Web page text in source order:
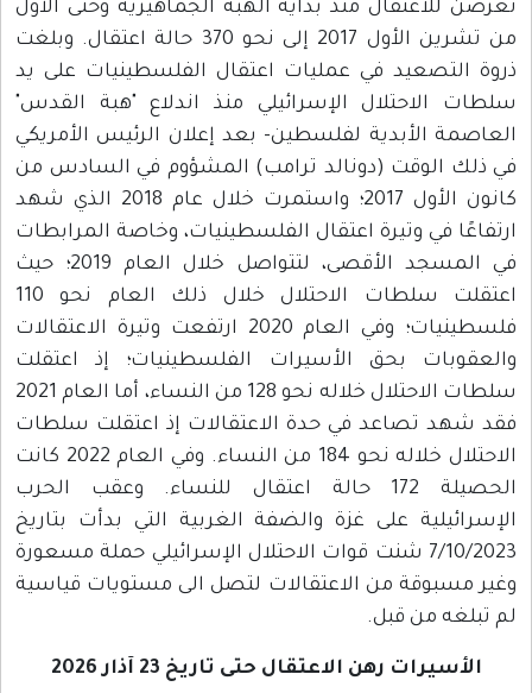
الجماهيرية وحتى الأول
من تشرين الأول 2017 إلى نحو 370 حالة اعتقال. وبلغت
الفلسطينيات على يد
منذ اندلاع "هبة القدس"
بعد إعلان الرئيس الأمريكي
المشؤوم في السادس من
كانون الأول 2017؛ واستمرت خلال عام 2018 الذي شهد
وخاصة المرابطات
في المسجد الأقصى، لتتواصل خلال العام 2019؛ حيث
اعتقلت سلطات الاحتلال خلال ذلك العام نحو 110
فلسطينيات؛ وفي العام 2020 ارتفعت وتيرة الاعتقالات
الفلسطينيات؛ إذ اعتقلت
سلطات الاحتلال خلاله نحو 128 من النساء، أما العام 2021
إذ اعتقلت سلطات
الاحتلال خلاله نحو 184 من النساء. وفي العام 2022 كانت
اعتقال للنساء. وعقب الحرب
الغربية التي بدأت بتاريخ
الإسرائيلي حملة مسعورة
لتصل الى مستويات قياسية
23 آذار 2026